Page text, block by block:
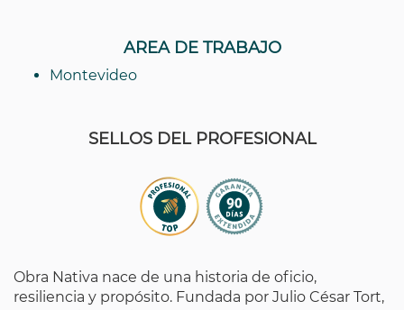
AREA DE TRABAJO
Montevideo
SELLOS DEL PROFESIONAL
Obra Nativa nace de una historia de oficio,
resiliencia y propósito. Fundada por Julio César Tort,